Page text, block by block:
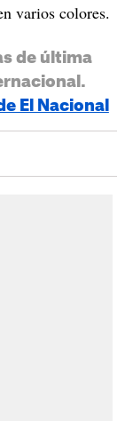
varios colores.
de última
El Nacional